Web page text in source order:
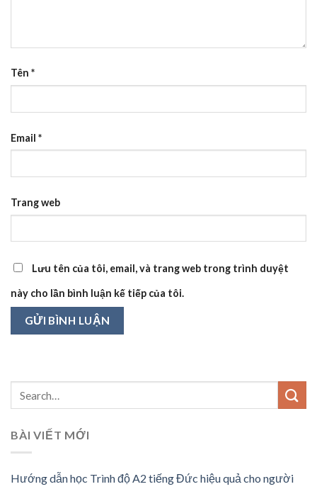
Tên *
Email *
Trang web
Lưu tên của tôi, email, và trang web trong trình duyệt
này cho lần bình luận kế tiếp của tôi.
BÀI VIẾT MỚI
Hướng dẫn học Trình độ A2 tiếng Đức hiệu quả cho người